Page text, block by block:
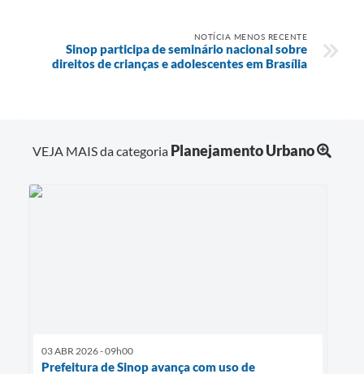
NOTÍCIA MENOS RECENTE
Sinop participa de seminário nacional sobre
direitos de crianças e adolescentes em Brasília
VEJA MAIS da categoria Planejamento Urbano
03 ABR 2026 - 09h00
Prefeitura de Sinop avança com uso de